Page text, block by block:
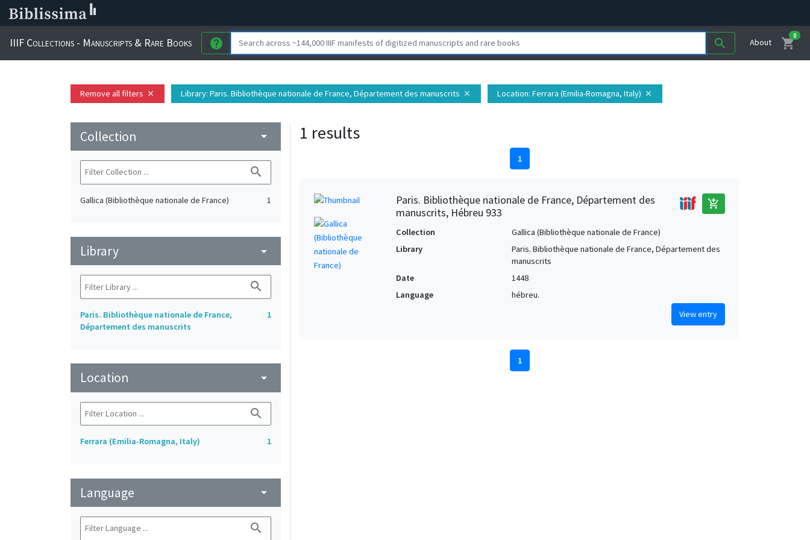
IIIF Collections - Manuscripts & Rare Books help search About shopping_cart
0
Remove all filters close Library: Paris. Bibliothèque nationale de France, Département des manuscrits close Location: Ferrara (Emilia-Romagna, Italy) close
Collection arrow_drop_down
search
Gallica (Bibliothèque nationale de France) 1
Library arrow_drop_down
search
Paris. Bibliothèque nationale de France,
Département des manuscrits
1
Location arrow_drop_down
search
Ferrara (Emilia-Romagna, Italy) 1
Language arrow_drop_down
search
1 results
1
Paris. Bibliothèque nationale de France, Département des
manuscrits, Hébreu 933
add_shopping_cart
Collection
Gallica (Bibliothèque nationale de France)
Library
Paris. Bibliothèque nationale de France, Département des
manuscrits
Date
1448
Language
hébreu.
View entry
1